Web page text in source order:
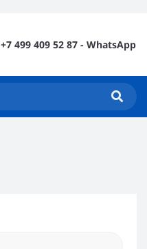
+7 499 409 52 87 - WhatsApp